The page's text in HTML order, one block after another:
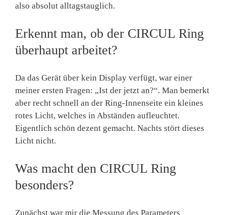
also absolut alltagstauglich.
Erkennt man, ob der CIRCUL Ring
überhaupt arbeitet?
Da das Gerät über kein Display verfügt, war einer
meiner ersten Fragen: „Ist der jetzt an?“. Man bemerkt
aber recht schnell an der Ring-Innenseite ein kleines
rotes Licht, welches in Abständen aufleuchtet.
Eigentlich schön dezent gemacht. Nachts stört dieses
Licht nicht.
Was macht den CIRCUL Ring
besonders?
Zunächst war mir die Messung des Parameters